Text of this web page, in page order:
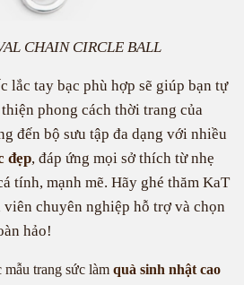
CHAIN CIRCLE BALL
lắc tay bạc phù hợp sẽ giúp bạn tự
phong cách thời trang của
đến bộ sưu tập đa dạng với nhiều
đẹp, đáp ứng mọi sở thích từ nhẹ
tính, mạnh mẽ. Hãy ghé thăm KaT
chuyên nghiệp hỗ trợ và chọn
hảo!
trang sức làm quà sinh nhật cao